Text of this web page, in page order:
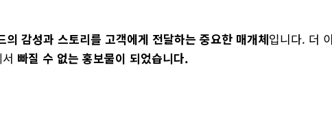
의 감성과 스토리를 고객에게 전달하는 중요한 매개체입니다. 더
빠질 수 없는 홍보물이 되었습니다.